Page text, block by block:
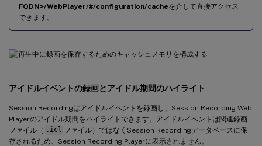
FQDN>/WebPlayer/#/configuration/cacheを介して直接アクセス
できます。
アイドルイベントの録画とアイドル期間のハイライト
Session Recordingはアイドルイベントを録画し、Session Recording Web
Playerのアイドル期間をハイライトできます。アイドルイベントは関連録画
ファイル（ .icl ファイル）ではなくSession Recordingデータベースに保
存されるため、Session Recording Playerに表示されません。